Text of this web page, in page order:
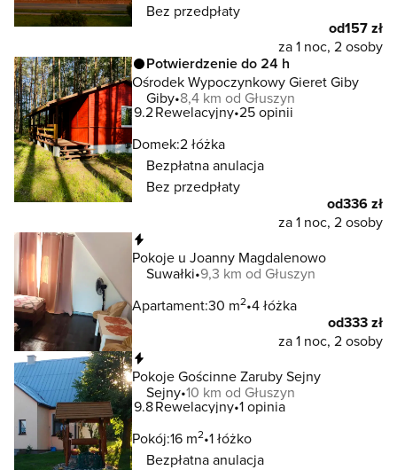
Bez przedpłaty
od157 zł
za 1 noc, 2 osoby
Potwierdzenie do 24 h
Ośrodek Wypoczynkowy Gieret Giby
Giby 8,4 km od Głuszyn
9.2Rewelacyjny 25 opinii
Domek:2 łóżka
Bezpłatna anulacja
Bez przedpłaty
od336 zł
za 1 noc, 2 osoby
Pokoje u Joanny Magdalenowo
Suwałki 9,3 km od Głuszyn
Apartament:30 m2 4 łóżka
od333 zł
za 1 noc, 2 osoby
Pokoje Gościnne Zaruby Sejny
Sejny 10 km od Głuszyn
9.8Rewelacyjny 1 opinia
Pokój:16 m2 1 łóżko
Bezpłatna anulacja